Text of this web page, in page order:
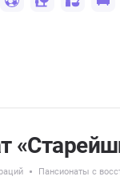
Пансионаты с